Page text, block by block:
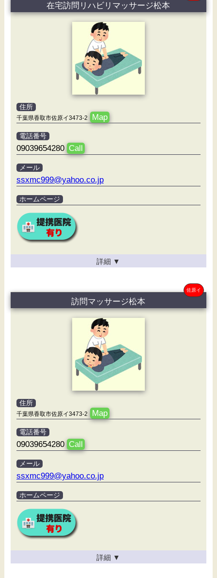
在宅訪問リハビリマッサージ松本
住所
千葉県香取市佐原イ3473-2 Map
電話番号
09039654280 Call
メール
ssxmc999@yahoo.co.jp
ホームページ
詳細 ▼
佐原イ
訪問マッサージ松本
住所
千葉県香取市佐原イ3473-2 Map
電話番号
09039654280 Call
メール
ssxmc999@yahoo.co.jp
ホームページ
詳細 ▼